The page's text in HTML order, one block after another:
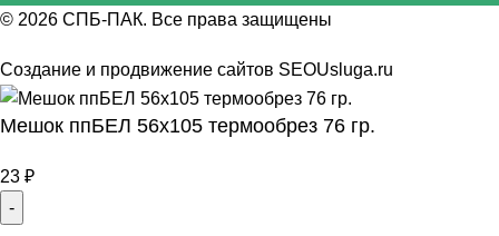
© 2026 СПБ-ПАК. Все права защищены
Создание и продвижение сайтов SEOUsluga.ru
Мешок ппБЕЛ 56х105 термообрез 76 гр.
23 ₽